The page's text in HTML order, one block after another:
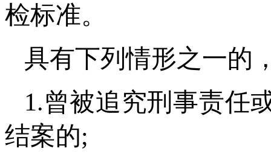
检标准。
具有下列情形之一的
1.曾被追究刑事责任
结案的;